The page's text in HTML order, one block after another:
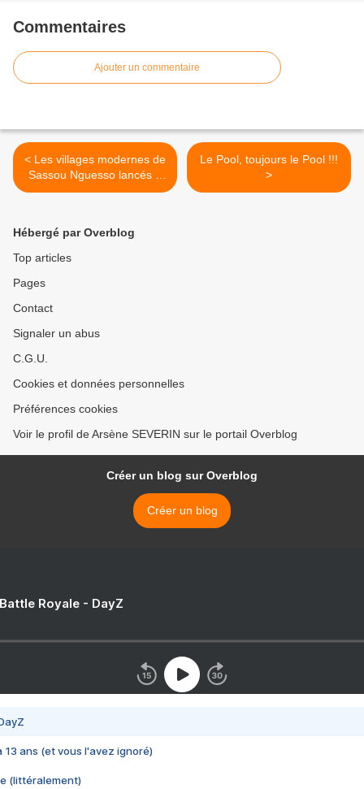
Commentaires
Ajouter un commentaire
< Les villages modernes de
Sassou Nguesso lancés à
Nkou
Le Pool, toujours le Pool !!!
>
Hébergé par Overblog
Top articles
Pages
Contact
Signaler un abus
C.G.U.
Cookies et données personnelles
Préférences cookies
Voir le profil de Arsène SEVERIN sur le portail Overblog
Créer un blog sur Overblog
Créer un blog
Royale - DayZ
13 ans (et vous l'avez ignoré)
(littéralement)